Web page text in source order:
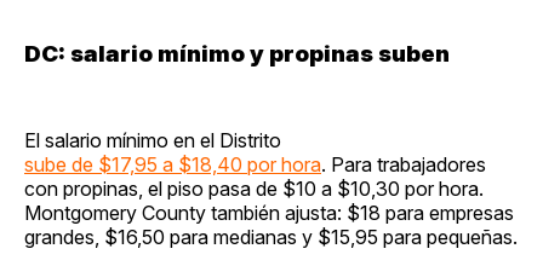
DC: salario mínimo y propinas suben
El salario mínimo en el Distrito
sube de $17,95 a $18,40 por hora. Para trabajadores
con propinas, el piso pasa de $10 a $10,30 por hora.
Montgomery County también ajusta: $18 para empresas
grandes, $16,50 para medianas y $15,95 para pequeñas.